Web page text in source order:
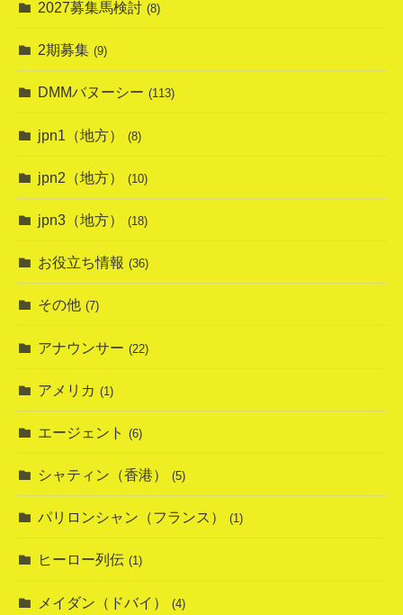
2027募集馬検討 (8)
2期募集 (9)
DMMバヌーシー (113)
jpn1（地方） (8)
jpn2（地方） (10)
jpn3（地方） (18)
お役立ち情報 (36)
その他 (7)
アナウンサー (22)
アメリカ (1)
エージェント (6)
シャティン（香港） (5)
パリロンシャン（フランス） (1)
ヒーロー列伝 (1)
メイダン（ドバイ） (4)